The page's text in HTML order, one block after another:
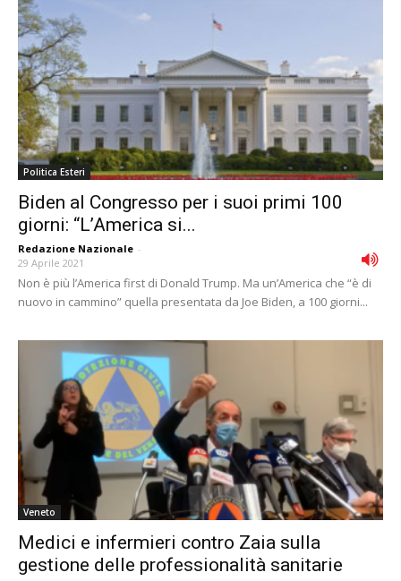
Politica Esteri
Biden al Congresso per i suoi primi 100
giorni: “L’America si...
Redazione Nazionale -
29 Aprile 2021
Non è più l’America first di Donald Trump. Ma un’America che “è di
nuovo in cammino” quella presentata da Joe Biden, a 100 giorni...
Veneto
Medici e infermieri contro Zaia sulla
gestione delle professionalità sanitarie